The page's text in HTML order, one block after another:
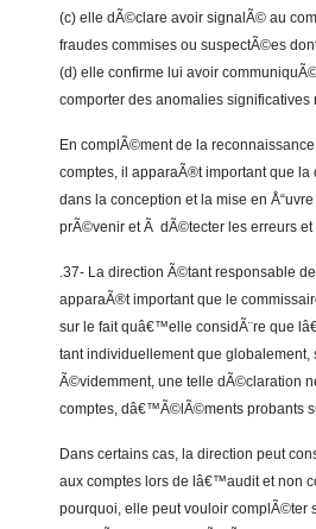
(c) elle dÃ©clare avoir signalÃ© au
fraudes commises ou suspectÃ©es
(d) elle confirme lui avoir
comporter des anomalies
En complÃ©ment de la
comptes, il apparaÃ®t important que
dans la conception et la mise en
prÃ©venir et Ã dÃ©tecter les erreurs et
.37- La direction Ã©tant responsable
apparaÃ®t important que le
sur le fait quâ€™elle considÃ¨re que
tant individuellement que
Ã©videmment, une telle dÃ©claration
comptes, dâ€™Ã©lÃ©ments probants
Dans certains cas, la direction peut
aux comptes lors de lâ€™audit et non
pourquoi, elle peut vouloir complÃ©ter